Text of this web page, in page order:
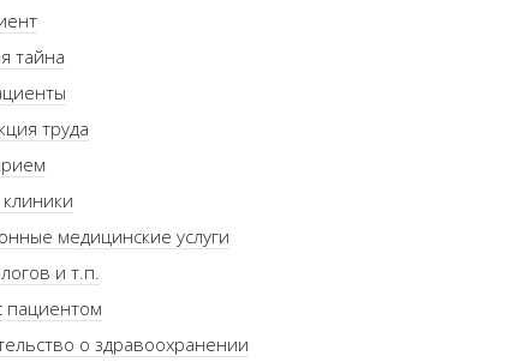
тайна
труда
медицинские услуги
и т.п.
пациентом
о здравоохранении